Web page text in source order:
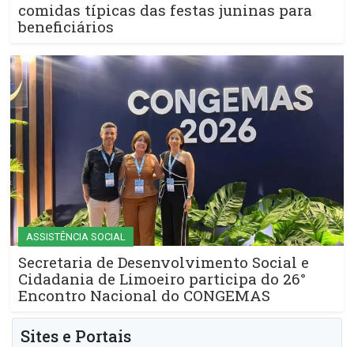
comidas típicas das festas juninas para
beneficiários
ASSISTÊNCIA SOCIAL
Secretaria de Desenvolvimento Social e
Cidadania de Limoeiro participa do 26°
Encontro Nacional do CONGEMAS
Sites e Portais